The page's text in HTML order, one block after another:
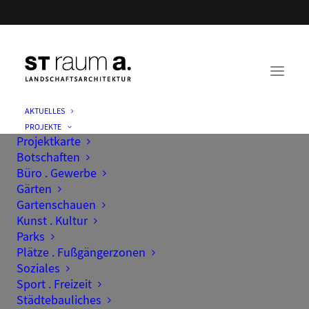
AKTUELLES
PROJEKTE
Projektkarte
Botschaften
Büro . Gewerbe
Gärten
Gartenschauen
Kunst . Kultur
Parks
Plätze . Fußgängerzonen
Soziales
Sport . Freizeit
Städtebauliches